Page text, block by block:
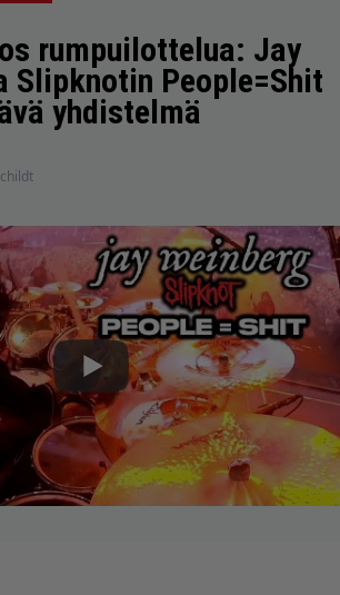
rumpuilottelua: Jay
Slipknotin People=Shit
yhdistelmä